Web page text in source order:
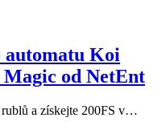
automatu Koi
Magic od NetEnt
a získejte 200FS v…